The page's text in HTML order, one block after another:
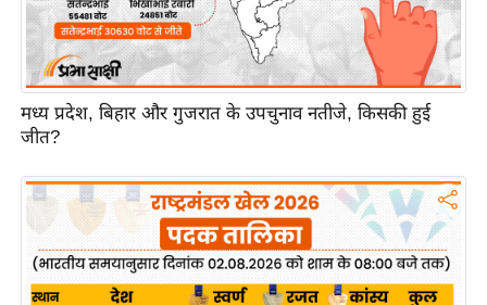
बे
मि
सा
ल
ख्सि
य
यं
ग
मध्य प्रदेश, बिहार और गुजरात के उपचुनाव नतीजे, किसकी हुई
जीत?